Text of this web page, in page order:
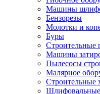
Машины
Бензорезы
Молотки и
Буры
Строительные
Машины
Пылесосы
Малярное
Строительные
Шлифовальные